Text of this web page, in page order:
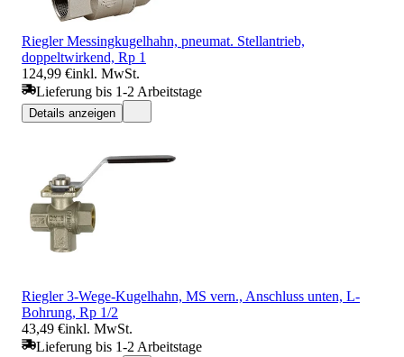
Riegler Messingkugelhahn, pneumat. Stellantrieb,
doppeltwirkend, Rp 1
124,99 €inkl. MwSt.
Lieferung bis 1-2 Arbeitstage
Details anzeigen
Riegler 3-Wege-Kugelhahn, MS vern., Anschluss unten, L-
Bohrung, Rp 1/2
43,49 €inkl. MwSt.
Lieferung bis 1-2 Arbeitstage